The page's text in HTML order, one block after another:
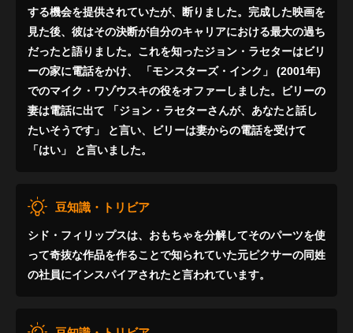
する機会を提供されていたが、断りました。完成した映画を
見た後、彼はその決断が自分のキャリアにおける最大の過ち
だったと語りました。これを知ったジョン・ラセターはビリ
ーの家に電話をかけ、 「モンスターズ・インク」 (2001年)
でのマイク・ワゾウスキの役をオファーしました。ビリーの
妻は電話に出て 「ジョン・ラセターさんが、あなたと話し
たいそうです」 と言い、ビリーは妻からの電話を受けて
「はい」 と言いました。
豆知識・トリビア
シド・フィリップスは、おもちゃを分解してそのパーツを使
って奇抜な作品を作ることで知られていた元ピクサーの同姓
の社員にインスパイアされたと言われています。